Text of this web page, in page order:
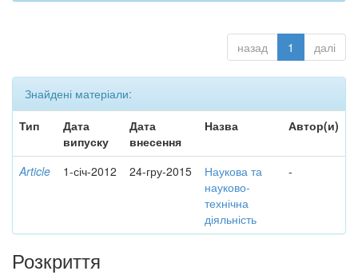
назад 1 далі
Знайдені матеріали:
Тип
Дата
випуску
Дата
внесення
Назва Автор(и)
Article 1-січ-2012 24-гру-2015
Наукова та
науково-
технічна
діяльність
-
Розкриття